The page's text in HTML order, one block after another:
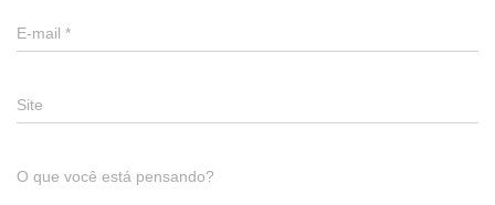
E-mail *
Site
O que você está pensando?